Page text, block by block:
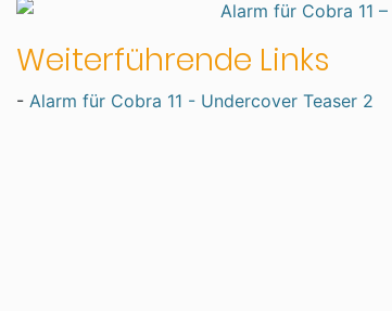
Weiterführende Links
- Alarm für Cobra 11 - Undercover Teaser 2